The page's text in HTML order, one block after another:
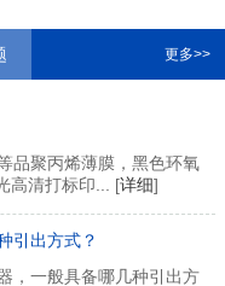
更多>>
品聚丙烯薄膜，黑色环氧
高清打标印... [详细]
引出方式？
，一般具备哪几种引出方